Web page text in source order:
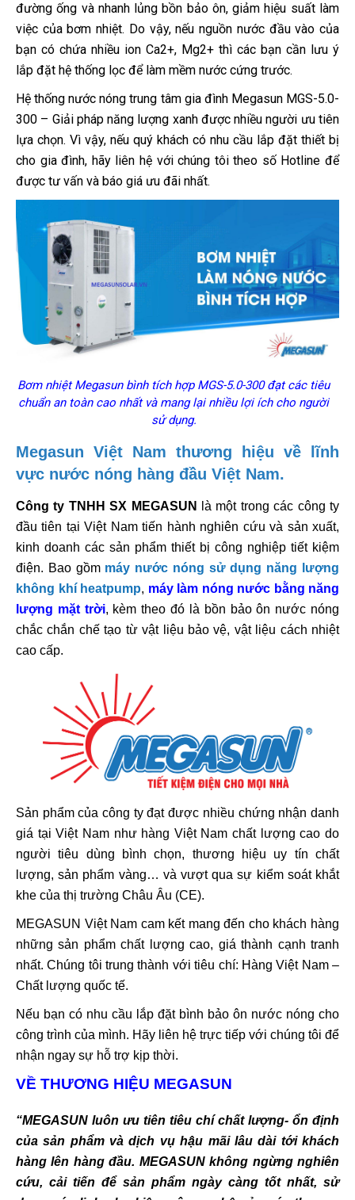
đường ống và nhanh lủng bồn bảo ôn, giảm hiệu suất làm
việc của bơm nhiệt. Do vậy, nếu nguồn nước đầu vào của
bạn có chứa nhiều ion Ca2+, Mg2+ thì các bạn cần lưu ý
lắp đặt hệ thống lọc để làm mềm nước cứng trước.
Hệ thống nước nóng trung tâm gia đình Megasun MGS-5.0-
300 – Giải pháp năng lượng xanh được nhiều người ưu tiên
lựa chọn. Vì vậy, nếu quý khách có nhu cầu lắp đặt thiết bị
cho gia đình, hãy liên hệ với chúng tôi theo số Hotline để
được tư vấn và báo giá ưu đãi nhất.
Bơm nhiệt Megasun bình tích hợp MGS-5.0-300 đạt các tiêu
chuẩn an toàn cao nhất và mang lại nhiều lợi ích cho người
sử dụng.
Megasun Việt Nam thương hiệu về lĩnh
vực nước nóng hàng đầu Việt Nam.
Công ty TNHH SX MEGASUN
là một trong các công ty
đầu tiên tại Việt Nam tiến hành nghiên cứu và sản xuất,
kinh doanh các sản phẩm thiết bị công nghiệp tiết kiệm
điện. Bao gồm máy nước nóng sử dụng năng lượng
không khí heatpump, máy làm nóng nước bằng năng
lượng mặt trời, kèm theo đó là bồn bảo ôn nước nóng
chắc chắn chế tạo từ vật liệu bảo vệ, vật liệu cách nhiệt
cao cấp.
Sản phẩm của công ty đạt được nhiều chứng nhận danh
giá tại Việt Nam như hàng Việt Nam chất lượng cao do
người tiêu dùng bình chọn, thương hiệu uy tín chất
lượng, sản phẩm vàng… và vượt qua sự kiểm soát khắt
khe của thị trường Châu Âu (CE).
MEGASUN Việt Nam cam kết mang đến cho khách hàng
những sản phẩm chất lượng cao, giá thành cạnh tranh
nhất. Chúng tôi trung thành với tiêu chí: Hàng Việt Nam –
Chất lượng quốc tế.
Nếu bạn có nhu cầu lắp đặt bình bảo ôn nước nóng cho
công trình của mình. Hãy liên hệ trực tiếp với chúng tôi để
nhận ngay sự hỗ trợ kịp thời.
VỀ THƯƠNG HIỆU MEGASUN
“MEGASUN luôn ưu tiên tiêu chí chất lượng- ổn định
của sản phẩm và dịch vụ hậu mãi lâu dài tới khách
hàng lên hàng đầu. MEGASUN không ngừng nghiên
cứu, cải tiến để sản phẩm ngày càng tốt nhất, sử